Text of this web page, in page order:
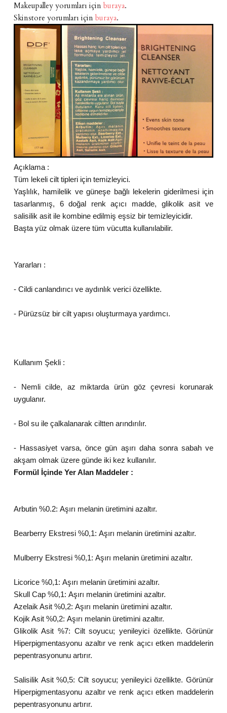
Makeupalley yorumları için buraya.
Skinstore yorumları için buraya.
Açıklama :
Tüm lekeli cilt tipleri için temizleyici.
Yaşlılık, hamilelik ve güneşe bağlı lekelerin giderilmesi için
tasarlanmış, 6 doğal renk açıcı madde, glikolik asit ve
salisilik asit ile kombine edilmiş eşsiz bir temizleyicidir.
Başta yüz olmak üzere tüm vücutta kullanılabilir.
Yararları :
- Cildi canlandırıcı ve aydınlık verici özellikte.
- Pürüzsüz bir cilt yapısı oluşturmaya yardımcı.
Kullanım Şekli :
- Nemli cilde, az miktarda ürün göz çevresi korunarak
uygulanır.
- Bol su ile çalkalanarak ciltten arındırılır.
- Hassasiyet varsa, önce gün aşırı daha sonra sabah ve
akşam olmak üzere günde iki kez kullanılır.
Formül İçinde Yer Alan Maddeler :
Arbutin %0.2: Aşırı melanin üretimini azaltır.
Bearberry Ekstresi %0,1: Aşırı melanin üretimini azaltır.
Mulberry Ekstresi %0,1: Aşırı melanin üretimini azaltır.
Licorice %0,1: Aşırı melanin üretimini azaltır.
Skull Cap %0,1: Aşırı melanin üretimini azaltır.
Azelaik Asit %0,2: Aşırı melanin üretimini azaltır.
Kojik Asit %0,2: Aşırı melanin üretimini azaltır.
Glikolik Asit %7: Cilt soyucu; yenileyici özellikte. Görünür
Hiperpigmentasyonu azaltır ve renk açıcı etken maddelerin
pepentrasyonunu artırır.
Salisilik Asit %0,5: Cilt soyucu; yenileyici özellikte. Görünür
Hiperpigmentasyonu azaltır ve renk açıcı etken maddelerin
pepentrasyonunu artırır.